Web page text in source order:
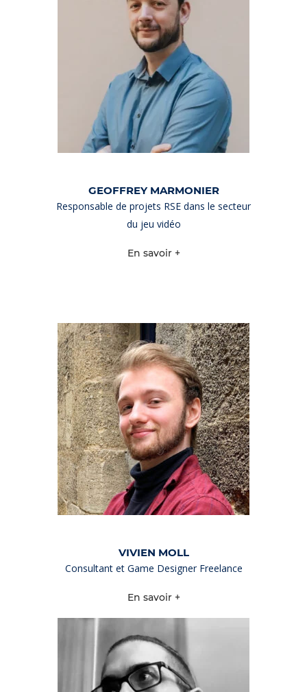
GEOFFREY MARMONIER
Responsable de projets RSE dans le secteur
du jeu vidéo
En savoir +
VIVIEN MOLL
Consultant et Game Designer Freelance
En savoir +